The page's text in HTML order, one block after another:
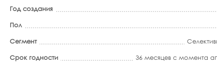
Год создания
Пол
Сегмент
Срок годности
36 месяцев с момента